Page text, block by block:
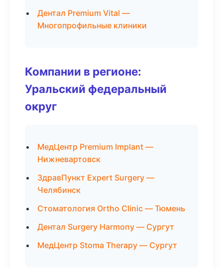
Дентал Premium Vital —
Многопрофильные клиники
Компании в регионе:
Уральский федеральный
округ
МедЦентр Premium Implant —
Нижневартовск
ЗдравПункт Expert Surgery —
Челябинск
Стоматология Ortho Clinic — Тюмень
Дентал Surgery Harmony — Сургут
МедЦентр Stoma Therapy — Сургут